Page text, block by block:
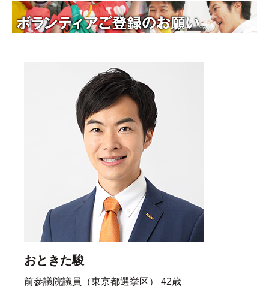
おときた駿
前参議院議員（東京都選挙区） 42歳